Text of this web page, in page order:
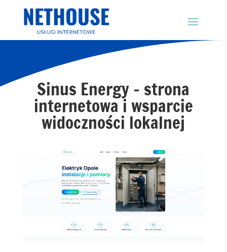
Sinus Energy – strona
internetowa i wsparcie
widoczności lokalnej